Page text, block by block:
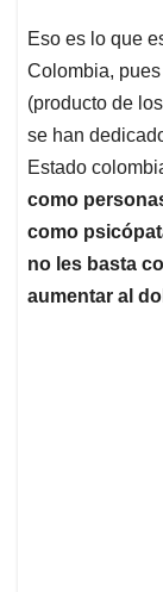
Eso es lo que
Colombia,
(producto de
se han
Estado
como
como
no les basta
aumentar al